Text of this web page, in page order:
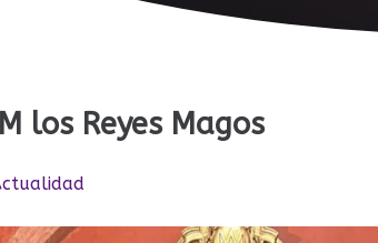
los Reyes Magos